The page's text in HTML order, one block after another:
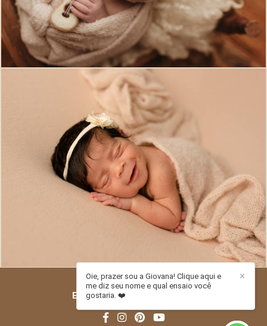
543
ESTÚDIO PITORI
✕
Oie, prazer sou a Giovana! Clique aqui e
me diz seu nome e qual ensaio você
gostaria. ❤️